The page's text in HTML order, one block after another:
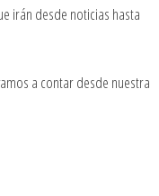
irán desde noticias hasta
a contar desde nuestra